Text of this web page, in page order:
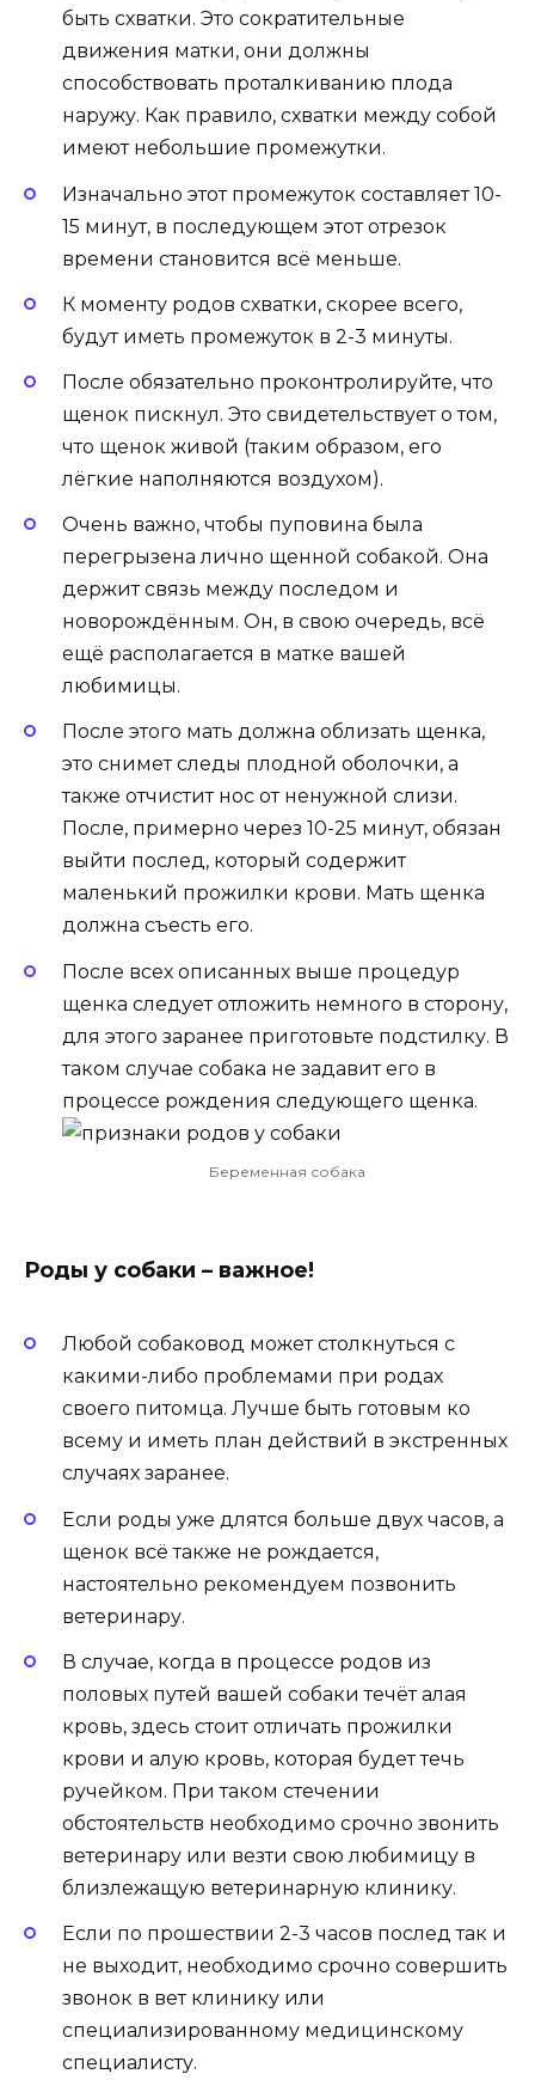
быть схватки. Это сократительные
движения матки, они должны
способствовать проталкиванию плода
наружу. Как правило, схватки между собой
имеют небольшие промежутки.
Изначально этот промежуток составляет 10-
15 минут, в последующем этот отрезок
времени становится всё меньше.
К моменту родов схватки, скорее всего,
будут иметь промежуток в 2-3 минуты.
После обязательно проконтролируйте, что
щенок пискнул. Это свидетельствует о том,
что щенок живой (таким образом, его
лёгкие наполняются воздухом).
Очень важно, чтобы пуповина была
перегрызена лично щенной собакой. Она
держит связь между последом и
новорождённым. Он, в свою очередь, всё
ещё располагается в матке вашей
любимицы.
После этого мать должна облизать щенка,
это снимет следы плодной оболочки, а
также отчистит нос от ненужной слизи.
После, примерно через 10-25 минут, обязан
выйти послед, который содержит
маленький прожилки крови. Мать щенка
должна съесть его.
После всех описанных выше процедур
щенка следует отложить немного в сторону,
для этого заранее приготовьте подстилку. В
таком случае собака не задавит его в
процессе рождения следующего щенка.
Беременная собака
Роды у собаки – важное!
Любой собаковод может столкнуться с
какими-либо проблемами при родах
своего питомца. Лучше быть готовым ко
всему и иметь план действий в экстренных
случаях заранее.
Если роды уже длятся больше двух часов, а
щенок всё также не рождается,
настоятельно рекомендуем позвонить
ветеринару.
В случае, когда в процессе родов из
половых путей вашей собаки течёт алая
кровь, здесь стоит отличать прожилки
крови и алую кровь, которая будет течь
ручейком. При таком стечении
обстоятельств необходимо срочно звонить
ветеринару или везти свою любимицу в
близлежащую ветеринарную клинику.
Если по прошествии 2-3 часов послед так и
не выходит, необходимо срочно совершить
звонок в вет клинику или
специализированному медицинскому
специалисту.